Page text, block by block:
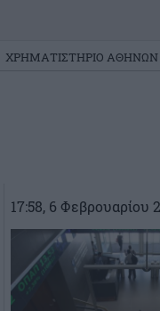
ΧΡΗΜΑΤΙΣΤΗΡΙΟ ΑΘΗΝΩΝ
17:58, 6 Φεβρουαρίου